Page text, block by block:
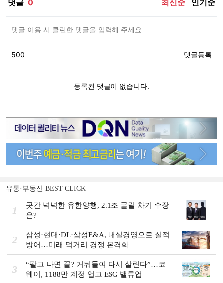
유통·부동산 BEST CLICK
1
곳간 넉넉한 유한양행, 2.1조 굴릴 차기 수장
은?
2
삼성·현대·DL·삼성E&A, 내실경영으로 실적
방어…미래 먹거리 경쟁 본격화
3
“팔고 나면 끝? 거둬들여 다시 살린다”…코
웨이, 1188만 계정 업고 ESG 밸류업